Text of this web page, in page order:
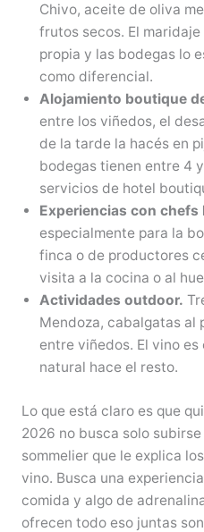
Chivo, aceite de oliva
frutos secos. El
propia y las bodegas lo
como diferencial.
Alojamiento boutique
entre los viñedos, el
de la tarde la hacés en
bodegas tienen entre 4
servicios de hotel
Experiencias con chefs
especialmente para la
finca o de productores
visita a la cocina o al
Actividades outdoor.
Mendoza, cabalgatas al
entre viñedos. El vino
natural hace el resto.
Lo que está claro es que
2026 no busca solo
sommelier que le explica
vino. Busca una
comida y algo de
ofrecen todo eso juntas